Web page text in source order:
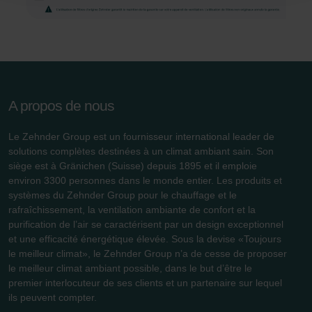
durablement tout enregistrement de cookies sur votre
tout autre logiciel correspondant. Cette opération peut
des cookies au sein du navigateur Web utilisé, il se peut
disponibles dans leur intégralité.
Pour plus de détails, nous vous invitons à prendre
connaissance de notre politique relative aux cookies.
Datenschutzerklärung der Zehnder Group
Zehnder Group AG: Data Privacy
Zehnder Group België nv/sa: Déclarations de confidentialité
Zehnder Group Czech Republic s.r.o.: Zásady ochrany
A propos de nous
Le Zehnder Group est un fournisseur international leader de
solutions complètes destinées à un climat ambiant sain. Son
siège est à Gränichen (Suisse) depuis 1895 et il emploie
environ 3300 personnes dans le monde entier. Les produits et
systèmes du Zehnder Group pour le chauffage et le
rafraîchissement, la ventilation ambiante de confort et la
purification de l’air se caractérisent par un design exceptionnel
et une efficacité énergétique élevée. Sous la devise «Toujours
le meilleur climat», le Zehnder Group n’a de cesse de proposer
le meilleur climat ambiant possible, dans le but d’être le
premier interlocuteur de ses clients et un partenaire sur lequel
ils peuvent compter.